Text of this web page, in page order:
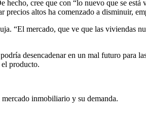
cree que con “lo nuevo que se
precios altos ha comenzado a disminuir,
“El mercado, que ve que las viviendas
desencadenar en un mal futuro
el producto.
inmobiliario y su demanda.